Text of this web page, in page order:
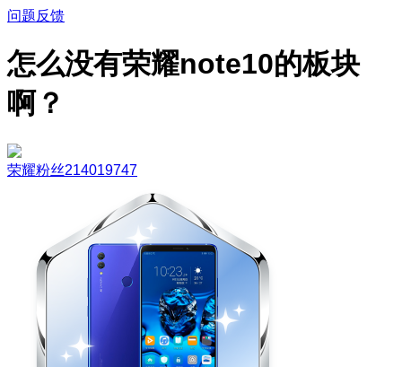
问题反馈
怎么没有荣耀note10的板块
啊？
荣耀粉丝214019747